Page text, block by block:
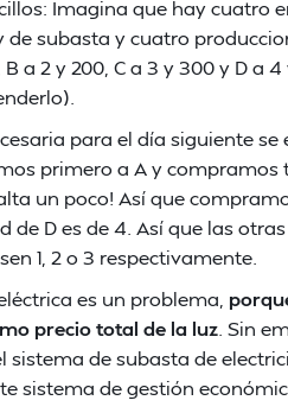
Imagina que hay cuatro
de subasta y cuatro
B a 2 y 200, C a 3 y 300 y D a
para el día siguiente se
primero a A y compramos
un poco! Así que
de D es de 4. Así que las
1, 2 o 3 respectivamente.
es un problema,
precio total de la luz . Sin
de subasta de
sistema de gestión